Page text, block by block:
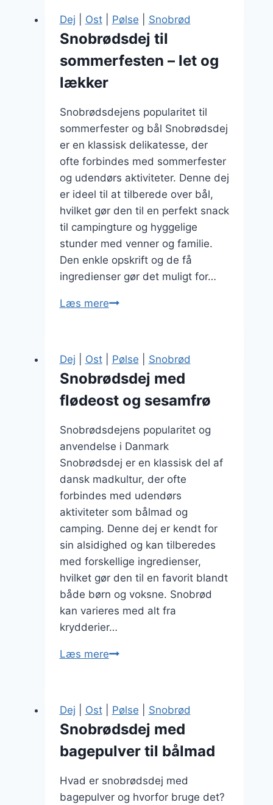
Dej Ost| Pølse Snobrød
Snobrødsdej til
sommerfesten – let og
lækker
Snobrødsdejens popularitet til
sommerfester og bål Snobrødsdej
er en klassisk delikatesse, der
ofte forbindes med sommerfester
og udendørs aktiviteter. Denne dej
er ideel til at tilberede over bål,
hvilket gør den til en perfekt snack
til campingture og hyggelige
stunder med venner og familie.
Den enkle opskrift og de få
ingredienser gør det muligt for…
Læs mereSnobrødsdej
–
og
lækker
Dej Ost| Pølse Snobrød
Snobrødsdej med
flødeost og sesamfrø
Snobrødsdejens popularitet og
anvendelse i Danmark
Snobrødsdej er en klassisk del af
dansk madkultur, der ofte
forbindes med udendørs
aktiviteter som bålmad og
camping. Denne dej er kendt for
sin alsidighed og kan tilberedes
med forskellige ingredienser,
hvilket gør den til en favorit blandt
både børn og voksne. Snobrød
kan varieres med alt fra
krydderier…
Læs mereSnobrødsdej
og
sesamfrø
Dej Ost| Pølse Snobrød
Snobrødsdej med
bagepulver til bålmad
Hvad er snobrødsdej med
bagepulver og hvorfor bruge det?